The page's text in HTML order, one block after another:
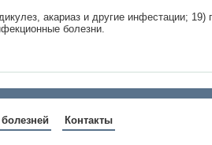
акариаз и другие инфестации; 19)
болезни.
Контакты